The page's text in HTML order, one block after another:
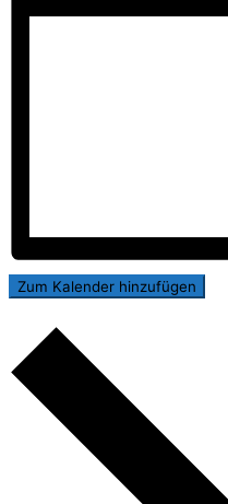
Zum Kalender hinzufügen